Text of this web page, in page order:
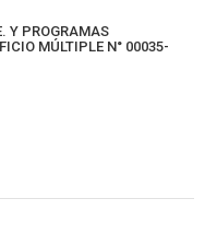
Y PROGRAMAS
MÚLTIPLE N° 00035-